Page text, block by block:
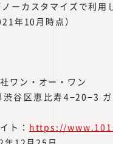
ーカスタマイズで利用
年10月時点）
ワン・オー・ワン
渋谷区恵比寿4−20−3 ガ
ト：
https://